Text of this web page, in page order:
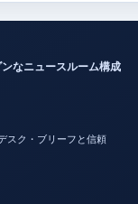
なニュースルーム構成
スク・ブリーフと信頼